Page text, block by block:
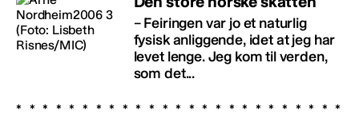
– Feiringen var jo et naturlig
fysisk anliggende, idet at jeg har
levet lenge. Jeg kom til verden,
som det...